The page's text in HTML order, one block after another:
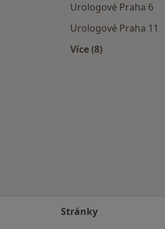
Urologové Praha 6
Urologové Praha 11
Více (8)
Stránky